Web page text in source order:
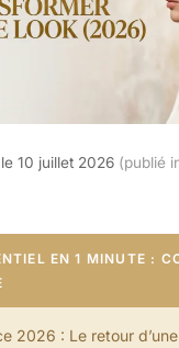
10 juillet 2026 (publié
EN 1 MINUTE :
2026 : Le retour